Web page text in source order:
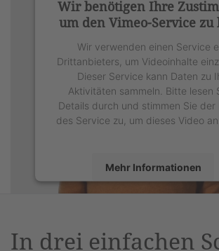
Wir benötigen Ihre
um den Vimeo-Service zu
Wir verwenden einen Service
Drittanbieters, um Videoinhalte
Dieser Service kann Daten zu
Aktivitäten sammeln. Bitte lesen
Details durch und stimmen Sie der
des Service zu, um dieses Video
Mehr Informationen
Management Platform&
In drei einfachen